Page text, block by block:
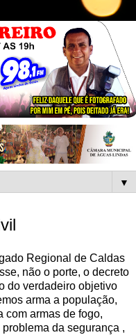
▼
Regional de Caldas
não o porte, o decreto
do verdadeiro objetivo
arma a população,
com armas de fogo,
da segurança ,